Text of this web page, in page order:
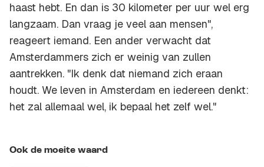
haast hebt. En dan is 30 kilometer per uur wel erg
langzaam. Dan vraag je veel aan mensen",
reageert iemand. Een ander verwacht dat
Amsterdammers zich er weinig van zullen
aantrekken. "Ik denk dat niemand zich eraan
houdt. We leven in Amsterdam en iedereen denkt:
het zal allemaal wel, ik bepaal het zelf wel."
Ook de moeite waard